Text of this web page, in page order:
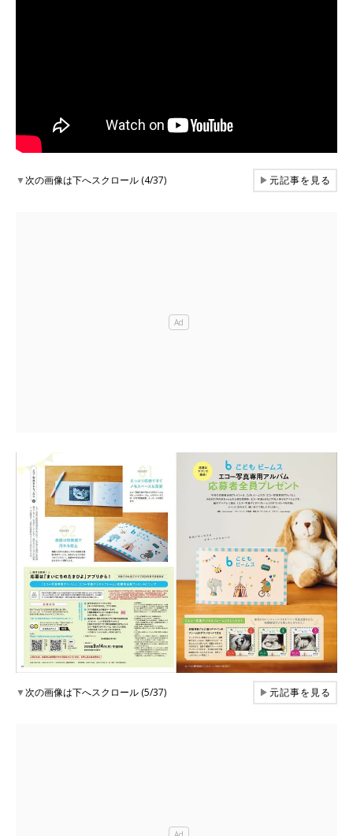
▼次の画像は下へスクロール (4/37) ▶元記事を見る
▼次の画像は下へスクロール (5/37) ▶元記事を見る